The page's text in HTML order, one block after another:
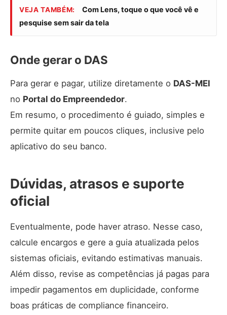
VEJA TAMBÉM:
Com Lens, toque o que você vê e
pesquise sem sair da tela
Onde gerar o DAS
Para gerar e pagar, utilize diretamente o DAS-MEI
no Portal do Empreendedor.
Em resumo, o procedimento é guiado, simples e
permite quitar em poucos cliques, inclusive pelo
aplicativo do seu banco.
Dúvidas, atrasos e suporte
oficial
Eventualmente, pode haver atraso. Nesse caso,
calcule encargos e gere a guia atualizada pelos
sistemas oficiais, evitando estimativas manuais.
Além disso, revise as competências já pagas para
impedir pagamentos em duplicidade, conforme
boas práticas de compliance financeiro.